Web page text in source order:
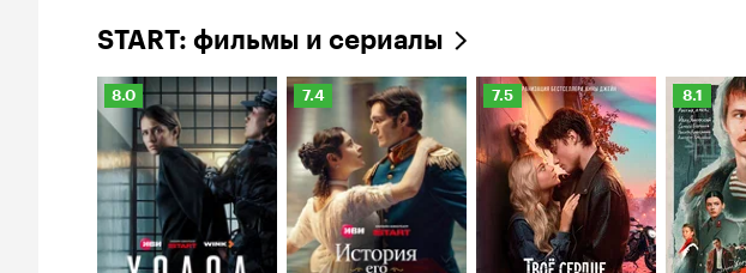
оценок:
67%
START: фильмы и сериалы
Рейтинг
Кинопоиска
8.0
8.0
Рейтинг
Кинопоиска
7.4
7.4
Рейтинг
Кинопоиска
7.5
7.5
Рейтинг
8.1
8.1